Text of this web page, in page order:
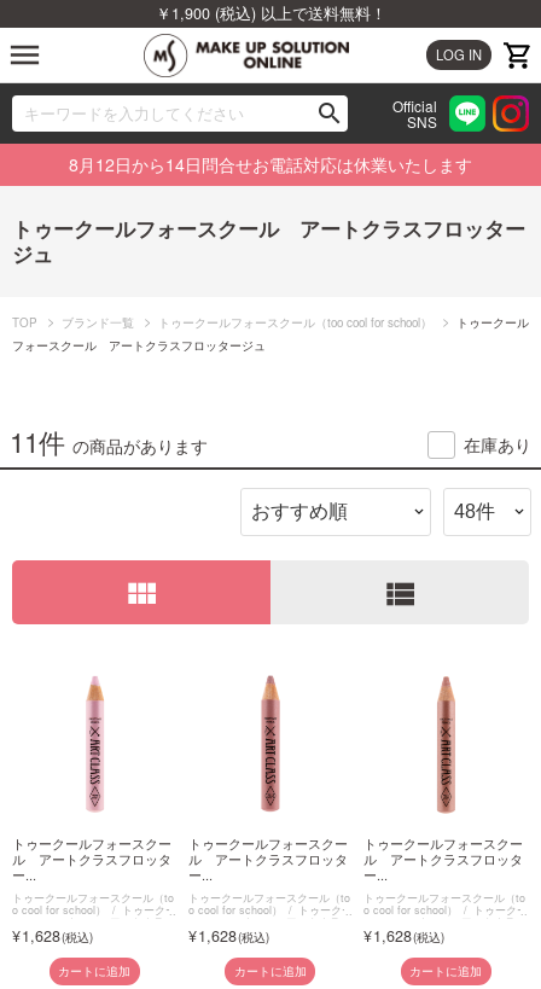
￥1,900 (税込) 以上で送料無料！
LOG IN
menu
search
00
Official
SNS
ブランドから探す
カテゴリから探す
新着商品から探す
ランキングから探す
ビューティジャーナルから探す
ご利用ガイド
ログイン・新規会員登録
8月12日から14日問合せお電話対応は休業いたします
トゥークールフォースクール アートクラスフロッター
ジュ
TOP ブランド一覧 トゥークールフォースクール（too cool for school）
トゥークール
フォースクール アートクラスフロッタージュ
11件 の商品があります 在庫あり
view_module view_list
トゥークールフォースクー
ル アートクラスフロッタ
ー...
トゥークールフォースクール（to
o cool for school） トゥークー
ルフォースクール アートクラス
フロッタージュ
1,628
カートに追加
トゥークールフォースクー
ル アートクラスフロッタ
ー...
トゥークールフォースクール（to
o cool for school） トゥークー
ルフォースクール アートクラス
フロッタージュ
1,628
カートに追加
トゥークールフォースクー
ル アートクラスフロッタ
ー...
トゥークールフォースクール（to
o cool for school） トゥークー
ルフォースクール アートクラス
フロッタージュ
1,628
カートに追加